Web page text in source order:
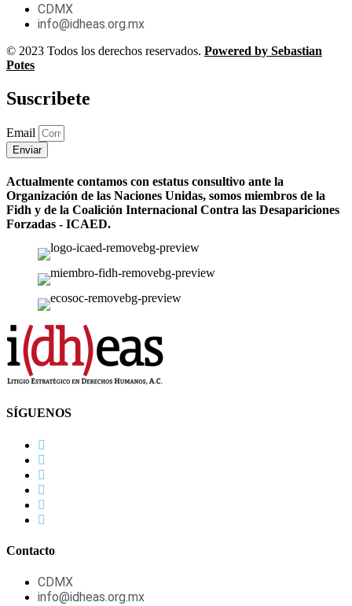
CDMX
info@idheas.org.mx
© 2023 Todos los derechos reservados. Powered by Sebastian
Potes
Suscribete
Email
Enviar
Actualmente contamos con estatus consultivo ante la
Organización de las Naciones Unidas, somos miembros de la
Fidh y de la Coalición Internacional Contra las Desapariciones
Forzadas - ICAED.
SÍGUENOS
Contacto
CDMX
info@idheas.org.mx